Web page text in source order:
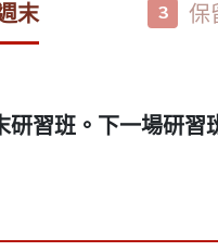
末 3 保
習班。下一場研習